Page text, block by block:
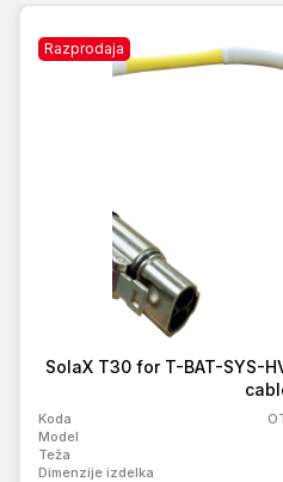
Razprodaja
SolaX T30 for T-BAT-SYS-
Koda
Model
Teža
Dimenzije izdelka